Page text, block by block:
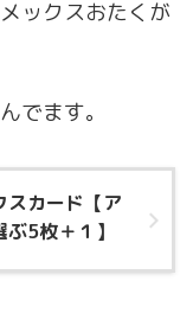
ックスおたくが
でます。
スカード【ア
5枚＋１】